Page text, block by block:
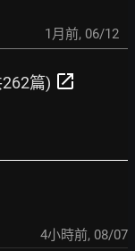
1月前, 06/12
篇) open_in_new
4小時前, 08/07